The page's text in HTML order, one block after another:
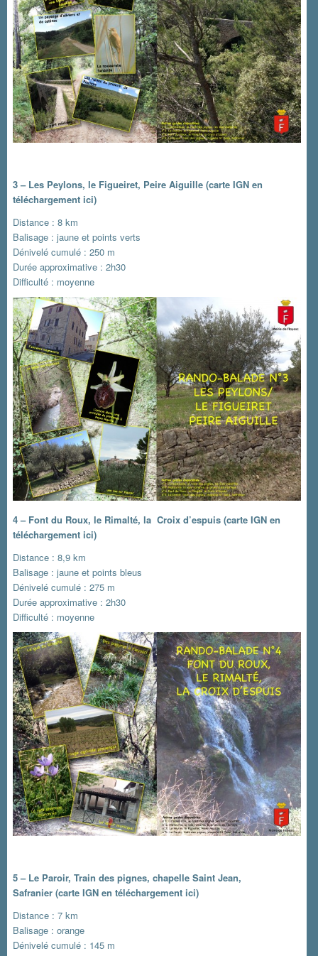
3 – Les Peylons, le Figueiret, Peire Aiguille(carte IGN en
téléchargement ici)
Distance : 8 km
Balisage : jaune et points verts
Dénivelé cumulé : 250 m
Durée approximative : 2h30
Difficulté : moyenne
4 – Font du Roux, le Rimalté, la Croix d’espuis(carte IGN en
téléchargement ici)
Distance : 8,9 km
Balisage : jaune et points bleus
Dénivelé cumulé : 275 m
Durée approximative : 2h30
Difficulté : moyenne
5 – Le Paroir, Train des pignes, chapelle Saint Jean,
Safranier(carte IGN en téléchargement ici)
Distance : 7 km
Balisage : orange
Dénivelé cumulé : 145 m